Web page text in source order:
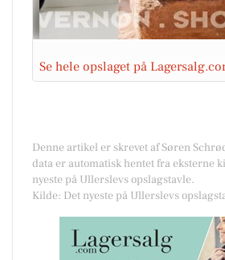
Se hele opslaget på
Denne artikel er skrevet af Søren
data er automatisk hentet fra eksterne
nyeste på Ullerslevs opslagstavle.
Kilde: Det nyeste på Ullerslevs